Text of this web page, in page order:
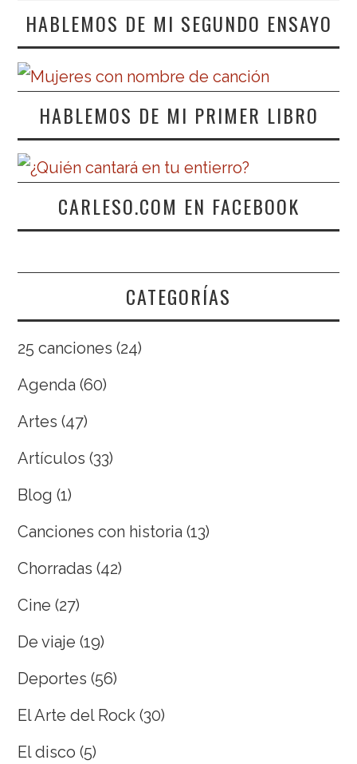
HABLEMOS DE MI SEGUNDO ENSAYO
HABLEMOS DE MI PRIMER LIBRO
CARLESO.COM EN FACEBOOK
CATEGORÍAS
25 canciones (24)
Agenda (60)
Artes (47)
Artículos (33)
Blog (1)
Canciones con historia (13)
Chorradas (42)
Cine (27)
De viaje (19)
Deportes (56)
El Arte del Rock (30)
El disco (5)